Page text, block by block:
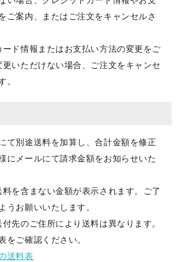
ご案内、またはご注文をキャンセルさ
ド情報またはお支払い方法の変更をご
いただけない場合、ご注文をキャンセ
。
て別途送料を加算し、合計金額を修正
にメールにて請求金額をお知らせいた
を含まない金額が表示されます。ご了
うお願いいたします。
先のご住所により送料は異なります。
をご確認ください。
送料表